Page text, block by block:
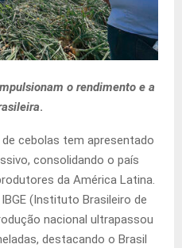
o rendimento e a
.
cebolas tem apresentado
consolidando o país
da América Latina.
(Instituto Brasileiro de
nacional ultrapassou
destacando o Brasil